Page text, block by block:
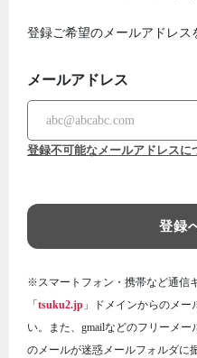
登録ご希望のメールアドレス
メールアドレス
登録不可能なメールアドレスに
登録
※スマートフォン・携帯など通信
「 tsuku2.jp 」ドメインからのメ
い。また、gmailなどのフリーメー
のメールが迷惑メールフォルダに